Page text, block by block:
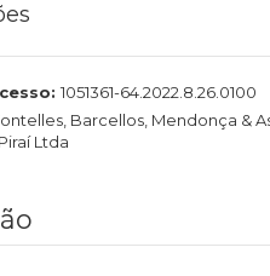
1051361-64.2022.8.26.0100
Barcellos, Mendonça &
Ltda